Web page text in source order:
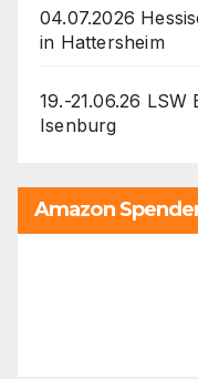
04.07.2026
in Hattersheim
19.-21.06.26
Isenburg
Amazon